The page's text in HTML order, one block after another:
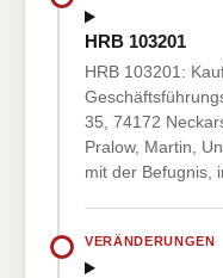
HRB 103201
HRB 103201:
35, 74172
Pralow, Martin,
mit der Befugnis,
VERÄNDERUNGEN